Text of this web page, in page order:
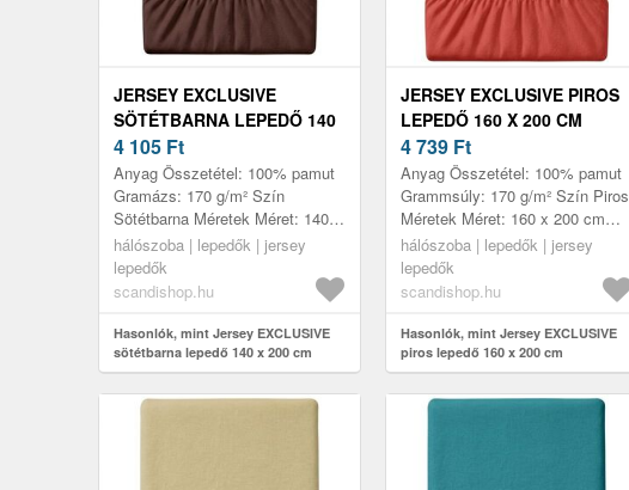
JERSEY EXCLUSIVE
SÖTÉTBARNA LEPEDŐ 140
X 200 CM
4 105 Ft
Anyag Összetétel: 100% pamut
Gramázs: 170 g/m² Szín
Sötétbarna Méretek Méret: 140 x
200 cm Jellemzők Selymes és
tartós anyag Magas
rugalmasság, nem...
hálószoba | lepedők | jersey
lepedők
scandishop.hu
Hasonlók, mint Jersey EXCLUSIVE
sötétbarna lepedő 140 x 200 cm
JERSEY EXCLUSIVE PIROS
LEPEDŐ 160 X 200 CM
4 739 Ft
Anyag Összetétel: 100% pamut
Grammsúly: 170 g/m² Szín Piros
Méretek Méret: 160 x 200 cm
Jellemzők Puha és tartós anyag,
hosszú élettartammal Magas ...
hálószoba | lepedők | jersey
lepedők
scandishop.hu
Hasonlók, mint Jersey EXCLUSIVE
piros lepedő 160 x 200 cm